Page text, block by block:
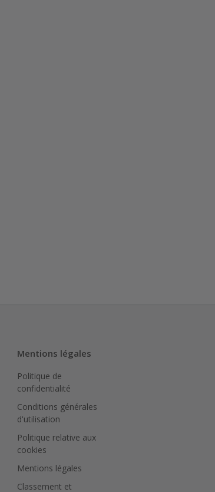
Mentions légales
Politique de
confidentialité
Conditions générales
d'utilisation
Politique relative aux
cookies
Mentions légales
Classement et